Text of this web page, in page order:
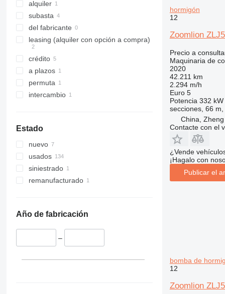
323
324
325
326
330
336
340
345
374
390
395
416
426
428
CT
JS
JZ
NXT
TM
VMT
Vibromax
alquiler
subasta
del fabricante
leasing (alquiler con opción a compra)
crédito
a plazos
permuta
intercambio
Estado
nuevo
usados
siniestrado
remanufacturado
Año de fabricación
–
hormigón
12
Zoomlion
Precio a
Maquinaria de
2020
42.211 km
2.294 m/h
Euro 5
Potencia 332
secciones, 66
China,
Contacte con el
¿Vende
¡Hagalo con
Publicar el
bomba de
12
Zoomlion